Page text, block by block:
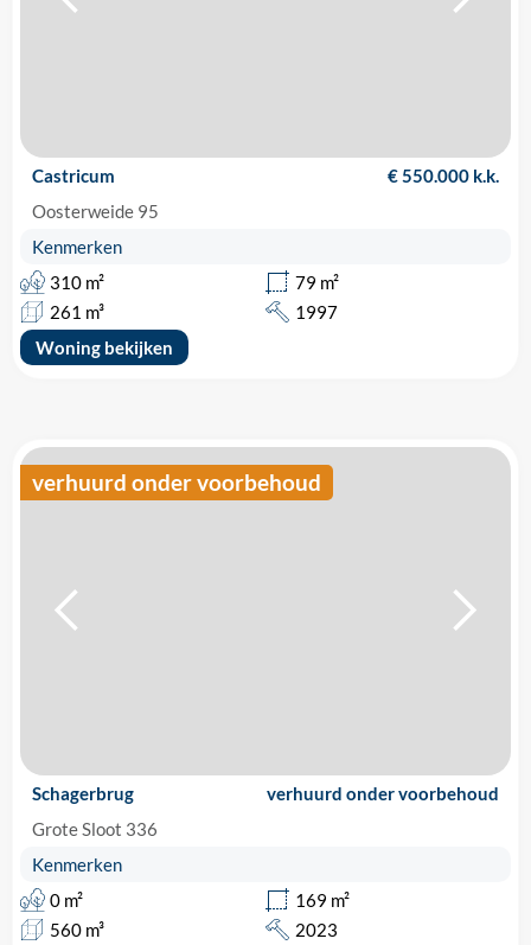
Castricum
€ 550.000 k.k.
Oosterweide 95
Kenmerken
310 m²
79 m²
261 m³
1997
Woning bekijken
verhuurd onder voorbehoud
Schagerbrug
verhuurd onder voorbehoud
Grote Sloot 336
Kenmerken
0 m²
169 m²
560 m³
2023